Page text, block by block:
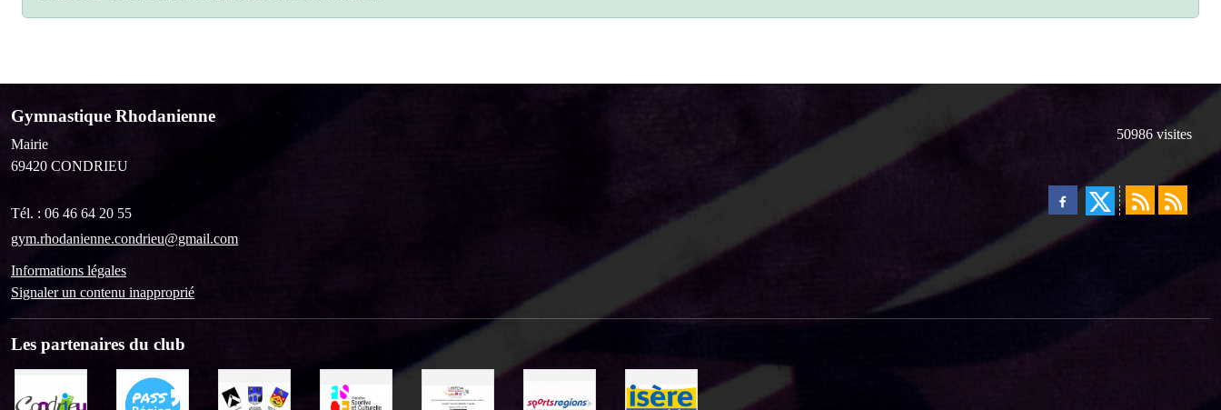
Gymnastique Rhodanienne
Mairie
69420 CONDRIEU
Tél. : 06 46 64 20 55
gym.rhodanienne.condrieu@gmail.com
Informations légales
Signaler un contenu inapproprié
50986visites
Les partenaires du club